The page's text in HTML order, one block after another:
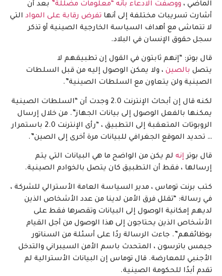
الماضي ، ووصفت الادعاء بأنه “معلومات مضللة” بعد أن
أشارت تسريبات مختلفة إلى أنها تفرض رقابة على المواد التي
لا تتماشى مع أهداف السياسة الخارجية الصينية أو تذكر
سجل حقوق الإنسان في البلاد.
قال بوتر: “إنهم ثابتون في القول إن تطبيقهم لا
يتصل بالصين ، ولا يمكن الوصول إليه من قبل السلطات
الصينية ولن يتعاون مع السلطات الصينية”.
لكنه قال إن أبحاث الإنترنت 2.0 وجدت أن “السلطات الصينية
يمكنها بالفعل الوصول إلى بيانات الجهاز”. من خلال إرسال
الروبوتات المتعقبة إلى التطبيق ، “رأى الإنترنت 2.0 باستمرار
… تحديد الموقع الجغرافي للبيانات مرة أخرى إلى الصين”.
قال بوترإنه لم يكن من الواضح ما هي البيانات التي يتم
إرسالها ، فقط أن التطبيق كان يتصل بالخوادم الصينية.
كتب برنت توماس ، مدير السياسة العامة الأسترالي للشركة ،
في رسالة: “تقلل فرق الأمن لدينا من عدد الأشخاص الذين
لديهم إمكانية الوصول إلى البيانات وتقصرها فقط على
الأشخاص الذين يحتاجون إلى هذا الوصول من أجل القيام
بوظائفهم”. جاءت الرسالة ردًا على أسئلة من السناتور
جيمس باترسون ، المتحدث باسم الأمن السيبراني والتدخل
الأجنبي للمعارضة. قال توماس إن البيانات الأسترالية لم
تقدم أبدًا للحكومة الصينية.